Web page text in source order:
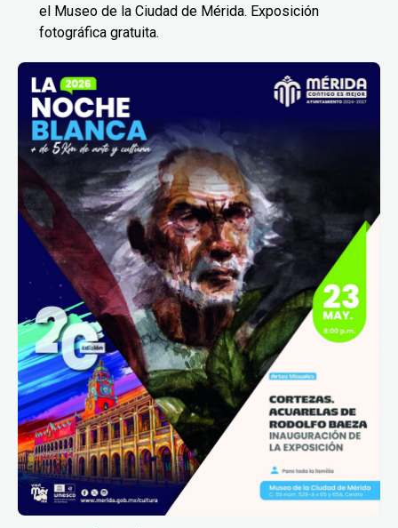
el Museo de la Ciudad de Mérida. Exposición
fotográfica gratuita.